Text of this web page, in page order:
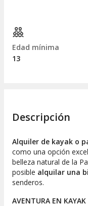
Edad mínima
13
Descripción
Alquiler de kayak o
como una opción
belleza natural de la
posible alquilar una
senderos.
AVENTURA EN